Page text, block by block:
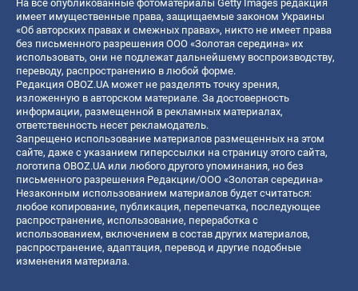
На все опубликованные фотоматериалы Getty Images редакция
имеет имущественные права, защищаемые законом Украины
«Об авторских правах и смежных правах», никто не имеет права
без письменного разрешения ООО «Золотая середина» их
использовать, они не подлежат дальнейшему воспроизводству,
переводу, распространению в любой форме.
Редакция OBOZ.UA может не разделять точку зрения,
изложенную в авторском материале. За достоверность
информации, размещенной в рекламных материалах,
ответственность несет рекламодатель.
Запрещено использование материалов размещенных на этом
сайте, даже с указанием гиперссылки на страницу этого сайта,
логотипа OBOZ.UA или любого другого упоминания, но без
письменного разрешения Редакции/ООО «Золотая середина»
Незаконным использованием материалов будет считаться:
любое копирование, публикация, перепечатка, последующее
распространение, использование, переработка с
использованием, включением в состав других материалов,
распространение, адаптация, перевод и другие подобные
изменения материала.